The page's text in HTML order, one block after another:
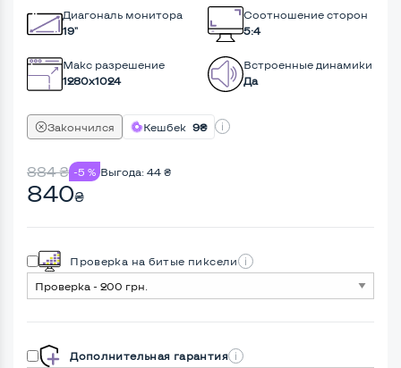
Диагональ монитора
19"
Соотношение сторон
5:4
Макс разрешение
1280x1024
Встроенные динамики
Да
Закончился Кешбек 9₴
884₴ -5 % Выгода: 44 ₴
840₴
Проверка на битые пиксели
Дополнительная гарантия